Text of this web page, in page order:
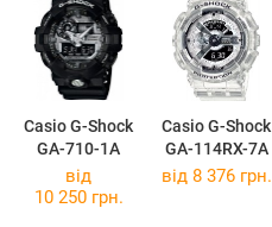
Casio G-Shock
GA-710-1A
Casio G-Shock
GA-114RX-7A
від
10 250 грн.
від 8 376 грн.